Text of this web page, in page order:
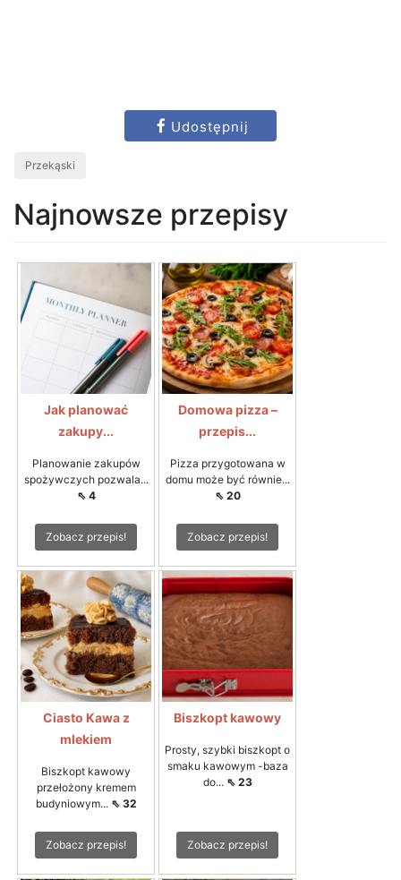
Udostępnij
Przekąski
Najnowsze przepisy
Jak planować
zakupy...
Planowanie zakupów
spożywczych pozwala...
⇖ 4
Zobacz przepis!
Domowa pizza –
przepis...
Pizza przygotowana w
domu może być równie...
⇖ 20
Zobacz przepis!
Ciasto Kawa z
mlekiem
Biszkopt kawowy
przełożony kremem
budyniowym... ⇖ 32
Zobacz przepis!
Biszkopt kawowy
Prosty, szybki biszkopt o
smaku kawowym -baza
do... ⇖ 23
Zobacz przepis!